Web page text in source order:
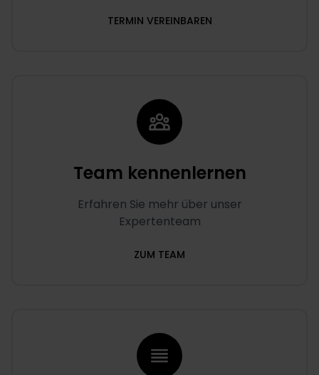
TERMIN VEREINBAREN
Team kennenlernen
Erfahren Sie mehr über unser
Expertenteam
ZUM TEAM